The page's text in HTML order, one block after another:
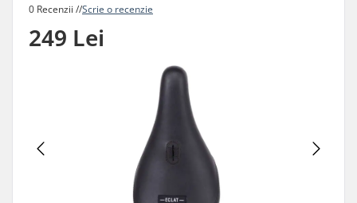
0 Recenzii //Scrie o recenzie
249 Lei